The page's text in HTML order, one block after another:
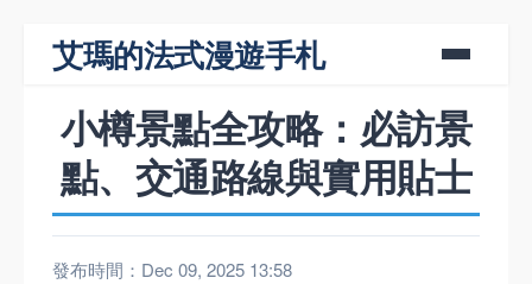
艾瑪的法式漫遊手札
小樽景點全攻略：必訪景
點、交通路線與實用貼士
發布時間：Dec 09, 2025 13:58